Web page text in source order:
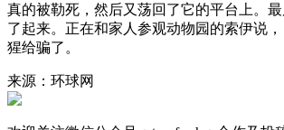
真的被勒死，然后又荡回了它的平台上。
了起来。正在和家人参观动物园的索伊说
猩给骗了。
来源：环球网